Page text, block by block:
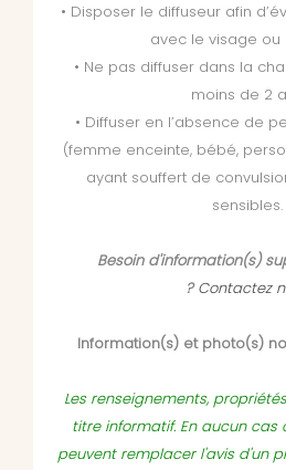
• Disposer le diffuseur afin
avec le visage ou
• Ne pas diffuser dans la
moins de 2
• Diffuser en l’absence de
(femme enceinte, bébé,
ayant souffert de
sensibles.
Besoin d'information(s)
?Contactez
Information(s) et photo(s)
Les renseignements,
titre informatif. En aucun cas
peuvent remplacer l'avis d'un